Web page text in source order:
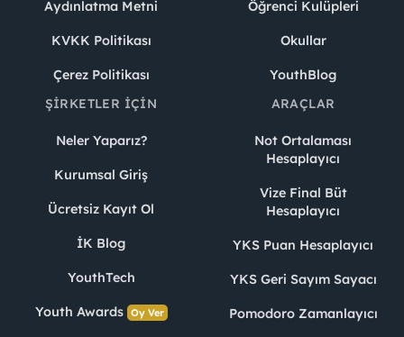
Aydınlatma Metni
KVKK Politikası
Çerez Politikası
Öğrenci Kulüpleri
Okullar
YouthBlog
ŞIRKETLER İÇIN
Neler Yaparız?
Kurumsal Giriş
Ücretsiz Kayıt Ol
İK Blog
YouthTech
Youth Awards Oy Ver
ARAÇLAR
Not Ortalaması
Hesaplayıcı
Vize Final Büt
Hesaplayıcı
YKS Puan Hesaplayıcı
YKS Geri Sayım Sayacı
Pomodoro Zamanlayıcı